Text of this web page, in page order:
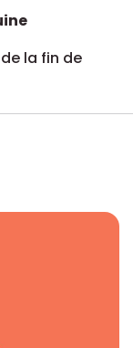
la fin de